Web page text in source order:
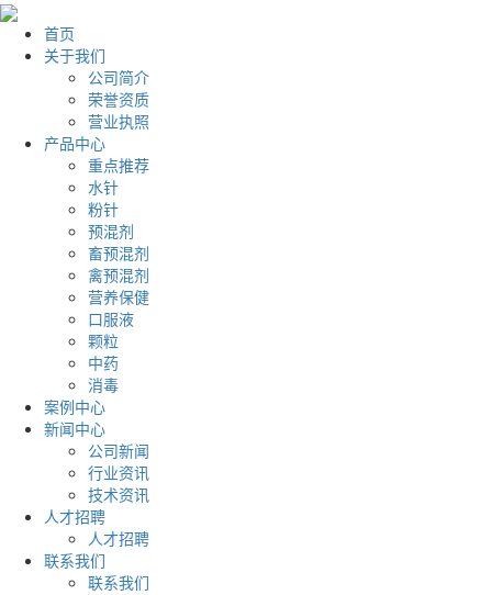
首页
关于我们
公司简介
荣誉资质
营业执照
产品中心
重点推荐
水针
粉针
预混剂
畜预混剂
禽预混剂
营养保健
口服液
颗粒
中药
消毒
案例中心
新闻中心
公司新闻
行业资讯
技术资讯
人才招聘
人才招聘
联系我们
联系我们